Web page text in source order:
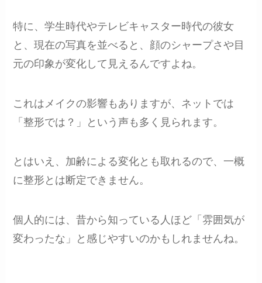
特に、学生時代やテレビキャスター時代の彼女
と、現在の写真を並べると、顔のシャープさや目
元の印象が変化して見えるんですよね。
これはメイクの影響もありますが、ネットでは
「整形では？」という声も多く見られます。
とはいえ、加齢による変化とも取れるので、一概
に整形とは断定できません。
個人的には、昔から知っている人ほど「雰囲気が
変わったな」と感じやすいのかもしれませんね。